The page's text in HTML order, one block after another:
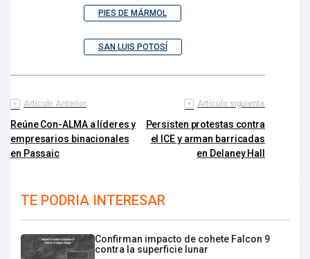
PIES DE MÁRMOL
SAN LUIS POTOSÍ
Artículo Anterior
Reúne Con-ALMA a líderes y
empresarios binacionales
en Passaic
Artículo siguiente
Persisten protestas contra
el ICE y arman barricadas
en Delaney Hall
TE PODRIA INTERESAR
Confirman impacto de cohete Falcon 9
contra la superficie lunar